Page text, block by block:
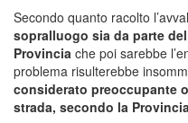
Secondo quanto racolto
sopralluogo sia da parte
Provincia che poi sarebbe
problema risulterebbe
considerato preoccupante
strada, secondo la Provincia